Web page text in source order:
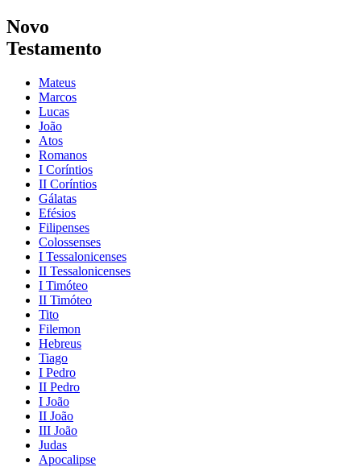
Novo
Testamento
Mateus
Marcos
Lucas
João
Atos
Romanos
I Coríntios
II Coríntios
Gálatas
Efésios
Filipenses
Colossenses
I Tessalonicenses
II Tessalonicenses
I Timóteo
II Timóteo
Tito
Filemon
Hebreus
Tiago
I Pedro
II Pedro
I João
II João
III João
Judas
Apocalipse